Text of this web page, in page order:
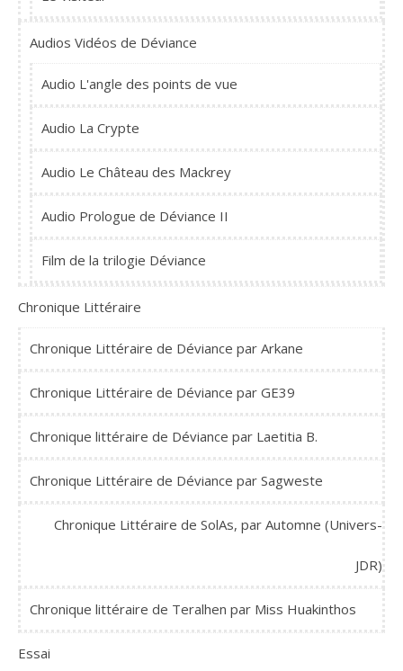
Audios Vidéos de Déviance
Audio L'angle des points de vue
Audio La Crypte
Audio Le Château des Mackrey
Audio Prologue de Déviance II
Film de la trilogie Déviance
Chronique Littéraire
Chronique Littéraire de Déviance par Arkane
Chronique Littéraire de Déviance par GE39
Chronique littéraire de Déviance par Laetitia B.
Chronique Littéraire de Déviance par Sagweste
Chronique Littéraire de SolAs, par Automne (Univers-
JDR)
Chronique littéraire de Teralhen par Miss Huakinthos
Essai